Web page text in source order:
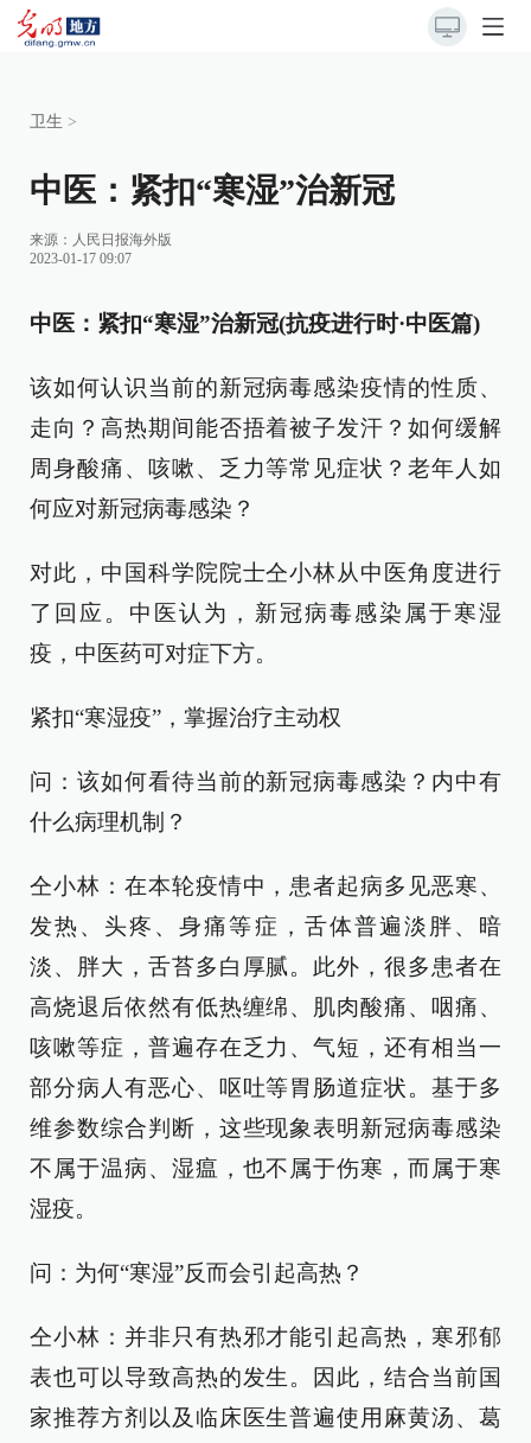
卫生 >
中医：紧扣“寒湿”治新冠
来源： 人民日报海外版
2023-01-17 09:07
中医：紧扣“寒湿”治新冠(抗疫进行时·中医篇)
该如何认识当前的新冠病毒感染疫情的性质、
走向？高热期间能否捂着被子发汗？如何缓解
周身酸痛、咳嗽、乏力等常见症状？老年人如
何应对新冠病毒感染？
对此，中国科学院院士仝小林从中医角度进行
了回应。中医认为，新冠病毒感染属于寒湿
疫，中医药可对症下方。
紧扣“寒湿疫”，掌握治疗主动权
问：该如何看待当前的新冠病毒感染？内中有
什么病理机制？
仝小林：在本轮疫情中，患者起病多见恶寒、
发热、头疼、身痛等症，舌体普遍淡胖、暗
淡、胖大，舌苔多白厚腻。此外，很多患者在
高烧退后依然有低热缠绵、肌肉酸痛、咽痛、
咳嗽等症，普遍存在乏力、气短，还有相当一
部分病人有恶心、呕吐等胃肠道症状。基于多
维参数综合判断，这些现象表明新冠病毒感染
不属于温病、湿瘟，也不属于伤寒，而属于寒
湿疫。
问：为何“寒湿”反而会引起高热？
仝小林：并非只有热邪才能引起高热，寒邪郁
表也可以导致高热的发生。因此，结合当前国
家推荐方剂以及临床医生普遍使用麻黄汤、葛